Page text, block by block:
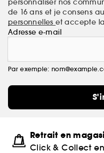
de 16 ans et je consens
personnelleset accepte la
Adresse e-mail
Par exemple:
Retrait en
Click & Collect